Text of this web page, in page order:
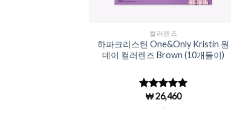
컬러렌즈
하파크리스틴 One&Only Kristin 원
데이 컬러렌즈 Brown (10개들이)
5 중에서
로 평
₩26,460